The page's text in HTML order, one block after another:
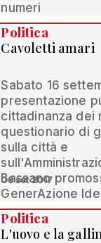
numeri
Politica
Cavoletti amari
Sabato 16
presentazione
cittadinanza dei
questionario di
sulla città e
Bassano
GenerAzione
06 set 2017
Politica
L'uovo e la